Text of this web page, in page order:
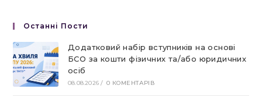
Останні Пости
Додатковий набір вступників на основі
БСО за кошти фізичних та/або юридичних
осіб
08.08.2026 / 0 КОМЕНТАРІВ